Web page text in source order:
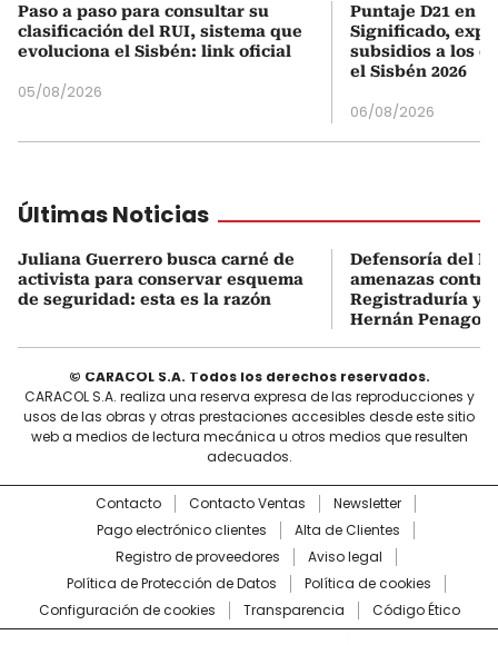
Paso a paso para consultar su
clasificación del RUI, sistema que
evoluciona el Sisbén: link oficial
05/08/2026
Puntaje D21 en
Significado,
subsidios a los
el Sisbén 2026
06/08/2026
Últimas Noticias
Juliana Guerrero busca carné de
activista para conservar esquema
de seguridad: esta es la razón
Defensoría del
amenazas contra
Registraduría y
Hernán Penagos
© CARACOL S.A. Todos los derechos reservados.
CARACOL S.A. realiza una reserva expresa de las reproducciones y
usos de las obras y otras prestaciones accesibles desde este sitio
web a medios de lectura mecánica u otros medios que resulten
adecuados.
Contacto Contacto Ventas
Newsletter
Pago electrónico clientes
Alta de Clientes
Registro de proveedores
Aviso legal
Política de Protección de Datos
Política de cookies
Configuración de cookies
Transparencia Código Ético